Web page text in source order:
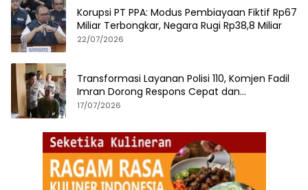
Korupsi PT PPA: Modus Pembiayaan Fiktif Rp67
Miliar Terbongkar, Negara Rugi Rp38,8 Miliar
22/07/2026
Transformasi Layanan Polisi 110, Komjen Fadil
Imran Dorong Respons Cepat dan
Terintegrasi
17/07/2026